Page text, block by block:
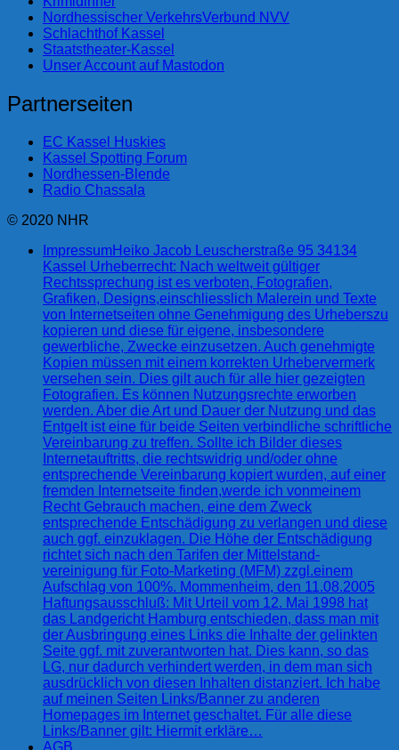
Nordhessischer VerkehrsVerbund NVV
Schlachthof Kassel
Staatstheater-Kassel
Unser Account auf Mastodon
Partnerseiten
EC Kassel Huskies
Kassel Spotting Forum
Nordhessen-Blende
Radio Chassala
© 2020 NHR
ImpressumHeiko Jacob Leuscherstraße 95 34134
Kassel Urheberrecht: Nach weltweit gültiger
Rechtssprechung ist es verboten, Fotografien,
Grafiken, Designs,einschliesslich Malerein und Texte
von Internetseiten ohne Genehmigung des Urheberszu
kopieren und diese für eigene, insbesondere
gewerbliche, Zwecke einzusetzen. Auch genehmigte
Kopien müssen mit einem korrekten Urhebervermerk
versehen sein. Dies gilt auch für alle hier gezeigten
Fotografien. Es können Nutzungsrechte erworben
werden. Aber die Art und Dauer der Nutzung und das
Entgelt ist eine für beide Seiten verbindliche schriftliche
Vereinbarung zu treffen. Sollte ich Bilder dieses
Internetauftritts, die rechtswidrig und/oder ohne
entsprechende Vereinbarung kopiert wurden, auf einer
fremden Internetseite finden,werde ich vonmeinem
Recht Gebrauch machen, eine dem Zweck
entsprechende Entschädigung zu verlangen und diese
auch ggf. einzuklagen. Die Höhe der Entschädigung
richtet sich nach den Tarifen der Mittelstand-
vereinigung für Foto-Marketing (MFM) zzgl.einem
Aufschlag von 100%. Mommenheim, den 11.08.2005
Haftungsausschluß: Mit Urteil vom 12. Mai 1998 hat
das Landgericht Hamburg entschieden, dass man mit
der Ausbringung eines Links die Inhalte der gelinkten
Seite ggf. mit zuverantworten hat. Dies kann, so das
LG, nur dadurch verhindert werden, in dem man sich
ausdrücklich von diesen Inhalten distanziert. Ich habe
auf meinen Seiten Links/Banner zu anderen
Homepages im Internet geschaltet. Für alle diese
Links/Banner gilt: Hiermit erkläre…
AGB